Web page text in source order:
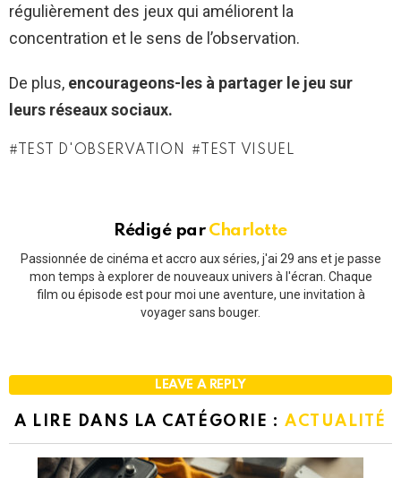
régulièrement des jeux qui améliorent la
concentration et le sens de l’observation.
De plus, encourageons-les à partager le jeu sur
leurs réseaux sociaux.
TEST D'OBSERVATION TEST VISUEL
Rédigé par Charlotte
Passionnée de cinéma et accro aux séries, j'ai 29 ans et je passe
mon temps à explorer de nouveaux univers à l'écran. Chaque
film ou épisode est pour moi une aventure, une invitation à
voyager sans bouger.
LEAVE A REPLY
A LIRE DANS LA CATÉGORIE : ACTUALITÉ